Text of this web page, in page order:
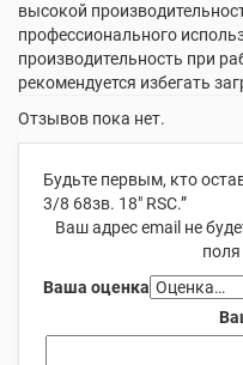
высокой
профессионального
производительность при
рекомендуется избегать
Отзывов пока нет.
Будьте первым, кто
3/8 68зв. 18″ RSC.”
Ваш адрес email не
Ваша оценка